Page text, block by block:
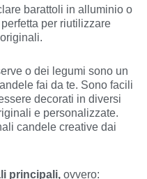
barattoli in alluminio o
per riutilizzare
o dei legumi sono un
fai da te. Sono facili
decorati in diversi
e personalizzate.
candele creative dai
principali, ovvero: